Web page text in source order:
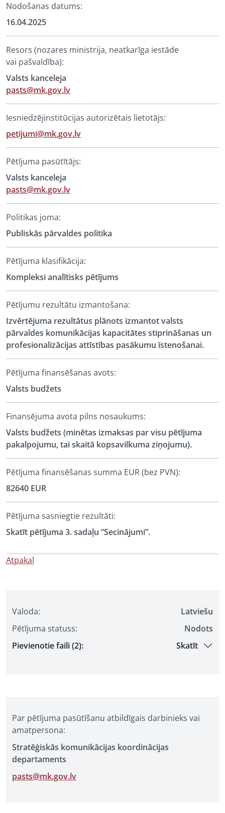
Valoda:
Latviešu
Pētījuma statuss:
Nodots
Pievienotie faili (2):
Skatīt
Par pētījuma pasūtīšanu atbildīgais darbinieks vai
amatpersona:
Stratēģiskās komunikācijas koordinācijas
departaments
pasts@mk.gov.lv
Nodošanas datums:
16.04.2025
Resors (nozares ministrija, neatkarīga iestāde
vai pašvaldība):
Valsts kanceleja
pasts@mk.gov.lv
Iesniedzējinstitūcijas autorizētais lietotājs:
petijumi@mk.gov.lv
Pētījuma pasūtītājs:
Valsts kanceleja
pasts@mk.gov.lv
Politikas joma:
Publiskās pārvaldes politika
Pētījuma klasifikācija:
Kompleksi analītisks pētījums
Pētījumu rezultātu izmantošana:
Izvērtējuma rezultātus plānots izmantot valsts
pārvaldes komunikācijas kapacitātes stiprināšanas un
profesionalizācijas attīstības pasākumu īstenošanai.
Pētījuma finansēšanas avots:
Valsts budžets
Finansējuma avota pilns nosaukums:
Valsts budžets (minētas izmaksas par visu pētījuma
pakalpojumu, tai skaitā kopsavilkuma ziņojumu).
Pētījuma finansēšanas summa EUR (bez PVN):
82640 EUR
Pētījuma sasniegtie rezultāti:
Skatīt pētījuma 3. sadaļu “Secinājumi”.
Atpakaļ